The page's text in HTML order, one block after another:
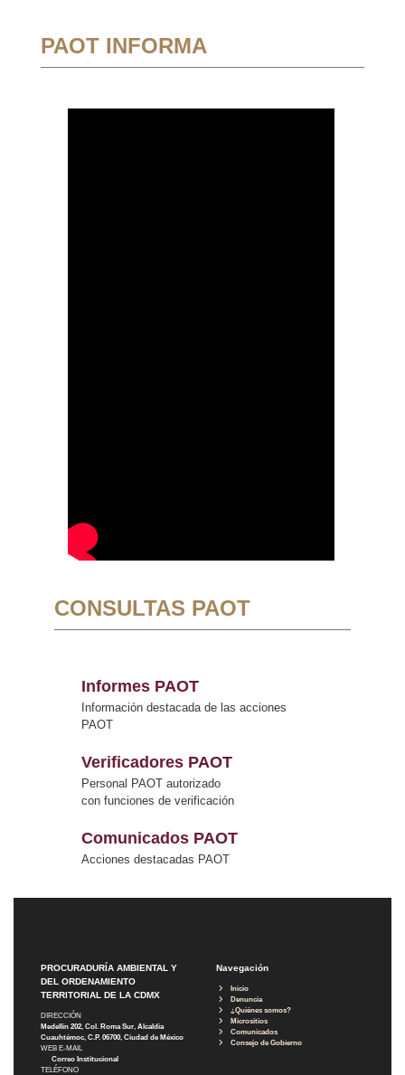
PAOT INFORMA
CONSULTAS PAOT
Informes PAOT
Información destacada de las acciones
PAOT
Verificadores PAOT
Personal PAOT autorizado
con funciones de verificación
Comunicados PAOT
Acciones destacadas PAOT
PROCURADURÍA AMBIENTAL Y
DEL ORDENAMIENTO
TERRITORIAL DE LA CDMX
DIRECCIÓN
Medellín 202, Col. Roma Sur, Alcaldía
Cuauhtémoc, C.P. 06700, Ciudad de México
WEB E-MAIL
Correo Institucional
TELÉFONO
Navegación
Inicio
Denuncia
¿Quiénes somos?
Micrositios
Comunicados
Consejo de Gobierno